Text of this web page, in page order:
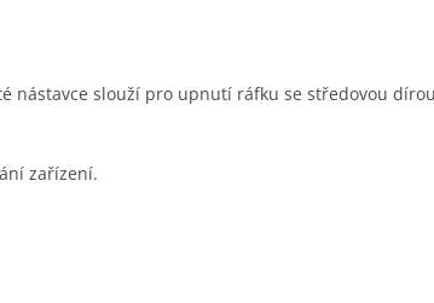
nástavce slouží pro upnutí ráfku se středovou
zařízení.